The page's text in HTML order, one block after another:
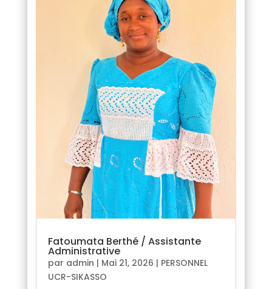
Fatoumata Berthé / Assistante
Administrative
par admin | Mai 21, 2026 | PERSONNEL
UCR-SIKASSO